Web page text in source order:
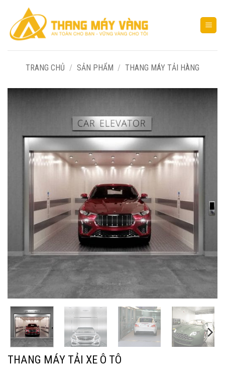
dung
TRANG CHỦ / SẢN PHẨM / THANG MÁY TẢI HÀNG
THANG MÁY TẢI XE Ô TÔ